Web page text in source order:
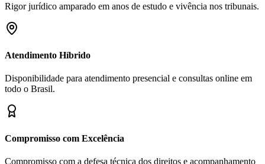
Rigor jurídico amparado em anos de estudo e vivência nos tribunais.
Atendimento Híbrido
Disponibilidade para atendimento presencial e consultas online em
todo o Brasil.
Compromisso com Excelência
Compromisso com a defesa técnica dos direitos e acompanhamento